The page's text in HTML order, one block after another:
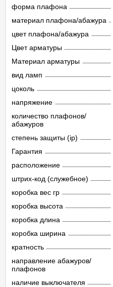
форма плафона
материал плафона/абажура
цвет плафона/абажура
Цвет арматуры
Материал арматуры
вид ламп
цоколь
напряжение
количество плафонов/
абажуров
степень защиты (ip)
Гарантия
расположение
штрих-код (служебное)
коробка вес гр
коробка высота
коробка длина
коробка ширина
кратность
направление абажуров/
плафонов
наличие выключателя